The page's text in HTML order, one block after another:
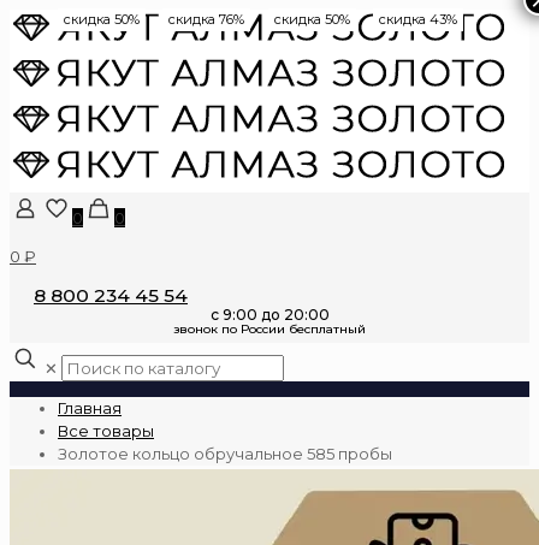
0
0
0 ₽
8 800 234 45 54
✕
Главная
Все товары
Золотое кольцо обручальное 585 пробы
скидка 50% скидка 76% скидка 50% скидка 43%